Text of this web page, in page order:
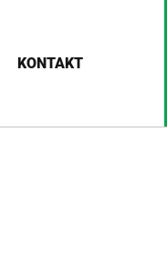
KONTAKT